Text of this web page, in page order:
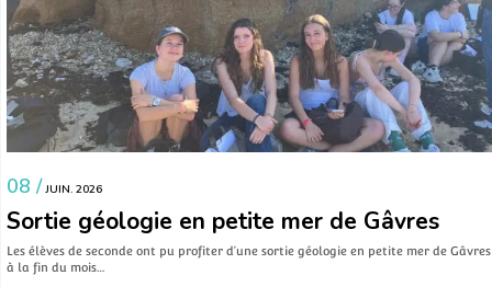
08 / JUIN. 2026
Sortie géologie en petite mer de Gâvres
Les élèves de seconde ont pu profiter d’une sortie géologie en petite mer de Gâvres
à la fin du mois…